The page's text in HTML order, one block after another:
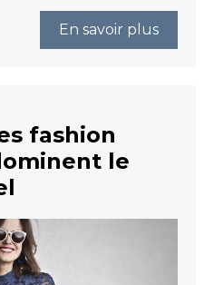
En savoir plus
fashion
le